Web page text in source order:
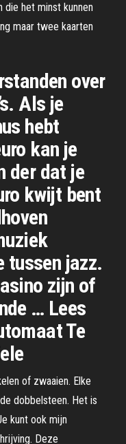
het minst kunnen
maar twee kaarten
over
Als je
hebt
kan je
der dat je
kwijt bent
tussen jazz.
zijn of
… Lees
Te
of zwaaien. Elke
dobbelsteen. Het is
kunt ook mijn
Deze